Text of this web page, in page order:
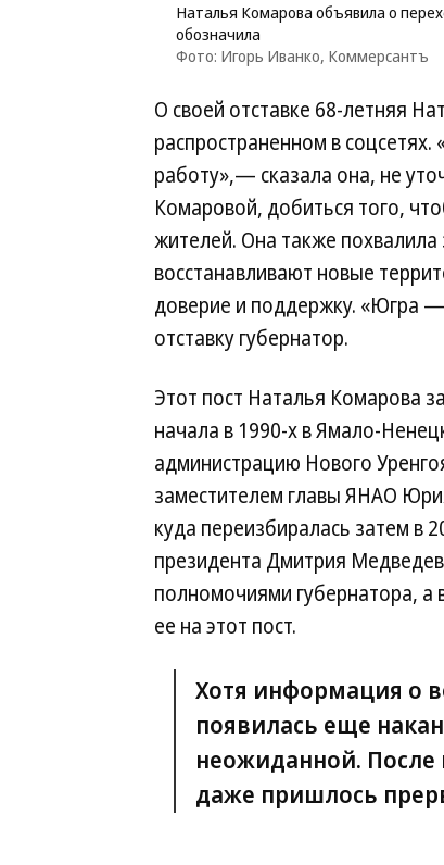
Наталья Комарова объявила о
обозначила
Фото: Игорь Иванко, Коммерсантъ
О своей отставке 68-летняя
распространенном в
работу»,— сказала она, не
Комаровой, добиться того,
жителей. Она также
восстанавливают новые
доверие и поддержку. «Югра
отставку губернатор.
Этот пост Наталья Комарова
начала в 1990-х в Ямало-
администрацию Нового
заместителем главы ЯНАО
куда переизбиралась затем в
президента Дмитрия
полномочиями губернатора, а
ее на этот пост.
Хотя информация о
появилась еще
неожиданной.
даже пришлось